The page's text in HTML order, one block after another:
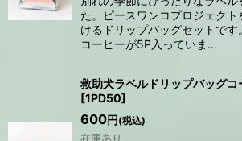
た。ピースワンコプロジェク
けるドリップバッグセットで
コーヒーが5P入っていま…
救助犬ラベルドリップバッグコ
[1PD50]
600円(税込)
在庫あり